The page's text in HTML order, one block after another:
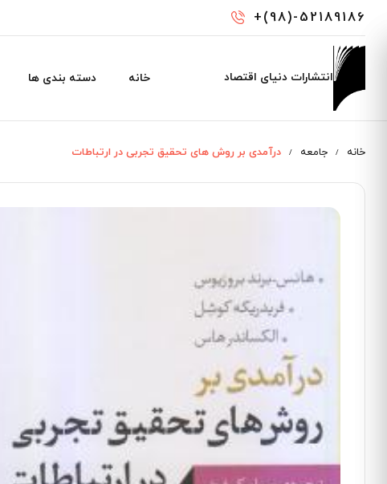
محتوای
اصلی
+(98)-52189186
انتشارات دنیای اقتصاد Main
خانه دسته بندی ها
خانه جامعه درآمدی بر روش های تحقیق تجربی در ارتباطات